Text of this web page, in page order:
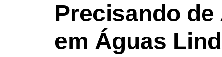
Precisando
em Águas